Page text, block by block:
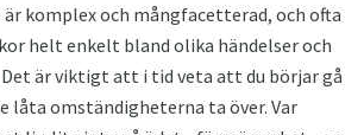
komplex och mångfacetterad, och ofta
helt enkelt bland olika händelser och
är viktigt att i tid veta att du börjar gå
låta omständigheterna ta över. Var